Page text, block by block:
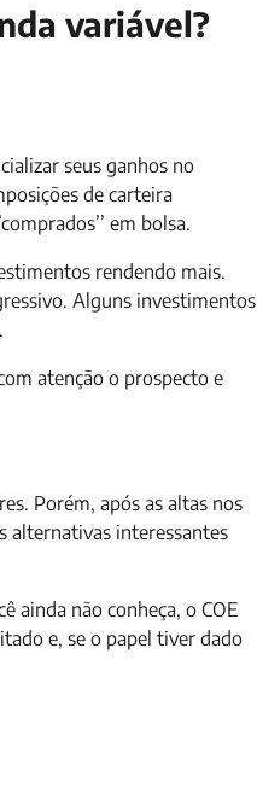
variável?
seus ganhos no
de carteira
em bolsa.
rendendo mais.
Alguns investimentos
atenção o prospecto e
Porém, após as altas nos
alternativas interessantes
ainda não conheça, o COE
e, se o papel tiver dado